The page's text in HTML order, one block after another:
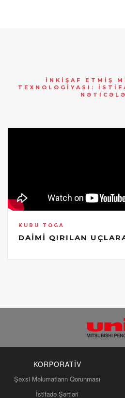
İNKİŞAF ETMİŞ
TEXNOLOGİYASI:
KURU TOGA
DAİMİ QIRILAN
KORPORATIV
Şəxsi Məlumatların Qorunması
İstifadə Şərtləri